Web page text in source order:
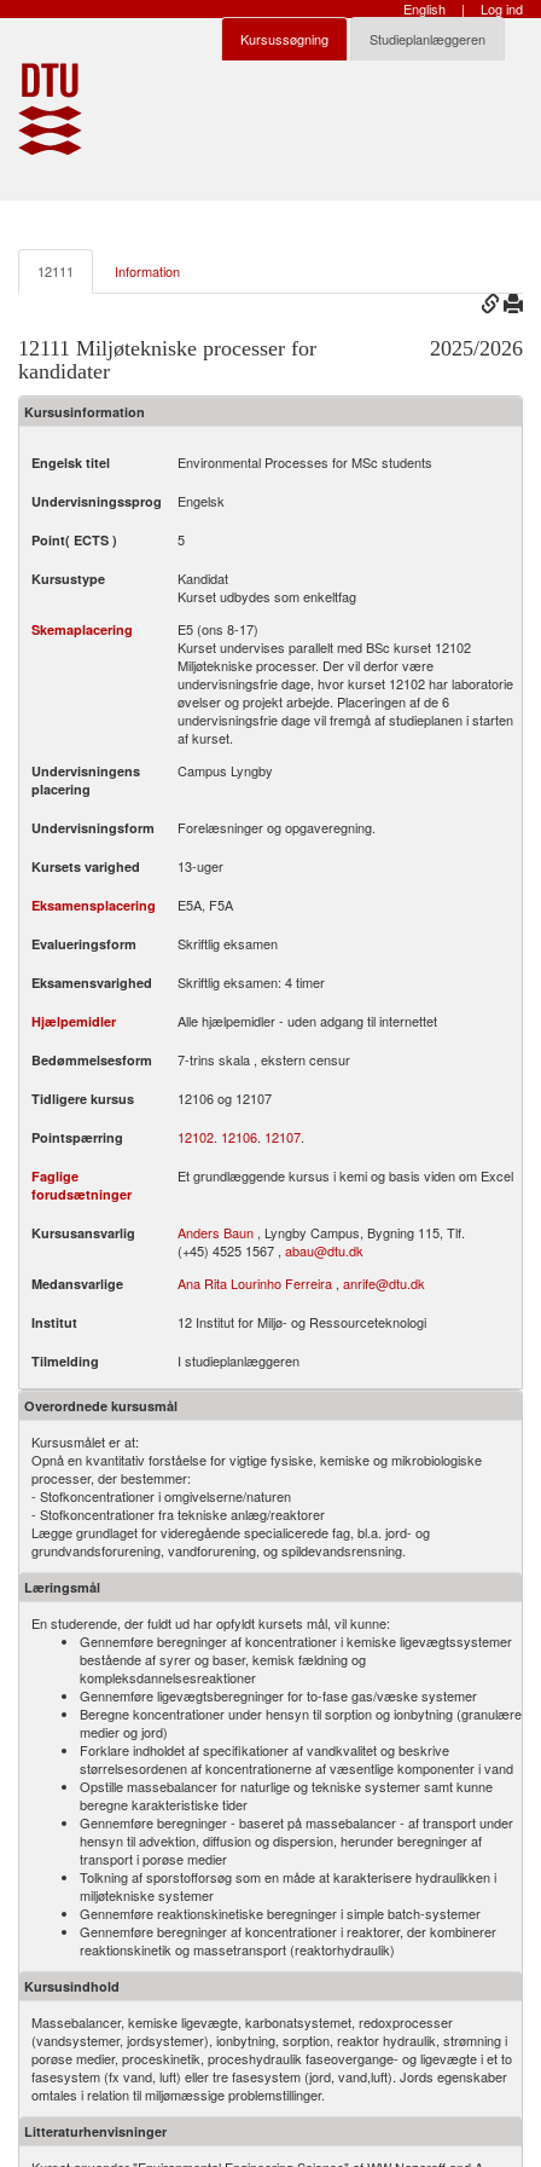
English |
Log ind
Kursussøgning
Studieplanlæggeren
12111 Information
12111 Miljøtekniske processer for
kandidater
2025/2026
Kursusinformation
Engelsk titel Environmental Processes for MSc students
Undervisningssprog Engelsk
Point( ECTS ) 5
Kursustype
Kandidat
Kurset udbydes som enkeltfag
Skemaplacering
E5 (ons 8-17)
Kurset undervises parallelt med BSc kurset 12102
Miljøtekniske processer. Der vil derfor være
undervisningsfrie dage, hvor kurset 12102 har laboratorie
øvelser og projekt arbejde. Placeringen af de 6
undervisningsfrie dage vil fremgå af studieplanen i starten
af kurset.
Undervisningens
placering
Campus Lyngby
Undervisningsform Forelæsninger og opgaveregning.
Kursets varighed 13-uger
Eksamensplacering E5A, F5A
Evalueringsform Skriftlig eksamen
Eksamensvarighed Skriftlig eksamen: 4 timer
Hjælpemidler Alle hjælpemidler - uden adgang til internettet
Bedømmelsesform 7-trins skala , ekstern censur
Tidligere kursus 12106 og 12107
Pointspærring 12102. 12106. 12107.
Faglige
forudsætninger
Et grundlæggende kursus i kemi og basis viden om Excel
Kursusansvarlig Anders Baun , Lyngby Campus, Bygning 115, Tlf.
(+45) 4525 1567 , abau@dtu.dk
Medansvarlige Ana Rita Lourinho Ferreira , anrife@dtu.dk
Institut 12 Institut for Miljø- og Ressourceteknologi
Tilmelding I studieplanlæggeren
Overordnede kursusmål
Kursusmålet er at:
Opnå en kvantitativ forståelse for vigtige fysiske, kemiske og mikrobiologiske
processer, der bestemmer:
- Stofkoncentrationer i omgivelserne/naturen
- Stofkoncentrationer fra tekniske anlæg/reaktorer
Lægge grundlaget for videregående specialicerede fag, bl.a. jord- og
grundvandsforurening, vandforurening, og spildevandsrensning.
Læringsmål
En studerende, der fuldt ud har opfyldt kursets mål, vil kunne:
Gennemføre beregninger af koncentrationer i kemiske ligevægtssystemer
bestående af syrer og baser, kemisk fældning og
kompleksdannelsesreaktioner
Gennemføre ligevægtsberegninger for to-fase gas/væske systemer
Beregne koncentrationer under hensyn til sorption og ionbytning (granulære
medier og jord)
Forklare indholdet af specifikationer af vandkvalitet og beskrive
størrelsesordenen af koncentrationerne af væsentlige komponenter i vand
Opstille massebalancer for naturlige og tekniske systemer samt kunne
beregne karakteristiske tider
Gennemføre beregninger - baseret på massebalancer - af transport under
hensyn til advektion, diffusion og dispersion, herunder beregninger af
transport i porøse medier
Tolkning af sporstofforsøg som en måde at karakterisere hydraulikken i
miljøtekniske systemer
Gennemføre reaktionskinetiske beregninger i simple batch-systemer
Gennemføre beregninger af koncentrationer i reaktorer, der kombinerer
reaktionskinetik og massetransport (reaktorhydraulik)
Kursusindhold
Massebalancer, kemiske ligevægte, karbonatsystemet, redoxprocesser
(vandsystemer, jordsystemer), ionbytning, sorption, reaktor hydraulik, strømning i
porøse medier, proceskinetik, proceshydraulik faseovergange- og ligevægte i et to
fasesystem (fx vand, luft) eller tre fasesystem (jord, vand,luft). Jords egenskaber
omtales i relation til miljømæssige problemstillinger.
Litteraturhenvisninger